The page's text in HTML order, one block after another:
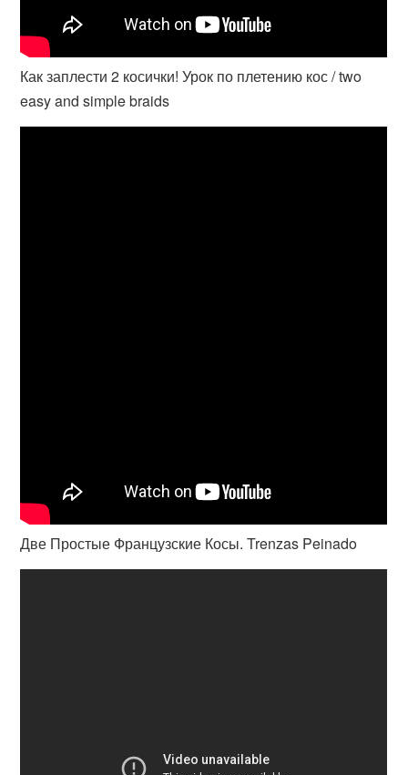
Как заплести 2 косички! Урок по плетению кос / two
easy and simple braids
Две Простые Французские Косы. Trenzas Peinado